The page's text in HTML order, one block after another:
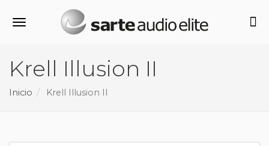
Alternar navegación
Krell Illusion II
Inicio Krell Illusion II